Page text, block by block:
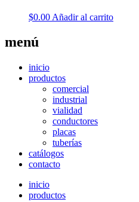
$0.00 Añadir al carrito
menú
inicio
productos
comercial
industrial
vialidad
conductores
placas
tuberías
catálogos
contacto
inicio
productos